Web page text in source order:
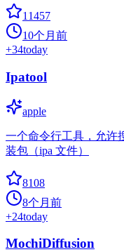
11457
10个月前
+34today
Ipatool
apple
一个命令行工具，允许
装包（ipa 文件）
8108
8个月前
+24today
MochiDiffusion